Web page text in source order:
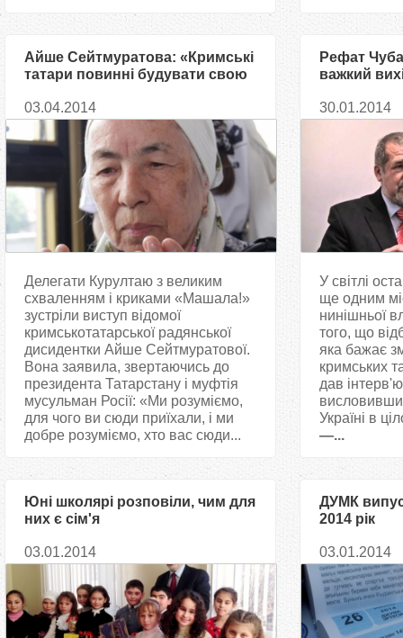
Айше Сейтмуратова: «Кримські
татари повинні будувати свою
03.04.2014
Делегати Курултаю з великим
схваленням і криками «Машала!»
зустріли виступ відомої
кримськотатарської радянської
дисидентки Айше Сейтмуратової.
Вона заявила, звертаючись до
президента Татарстану і муфтія
мусульман Росії: «Ми розуміємо,
для чого ви сюди приїхали, і ми
добре розуміємо, хто вас сюди...
Рефат
важкий
30.01.2014
У світлі
ще одним
нинішньої
того, що
яка бажає
кримських
дав
висловивши
Україні в
—...
Юні школярі розповіли, чим для
них є сім'я
03.01.2014
ДУМК
2014 рік
03.01.2014